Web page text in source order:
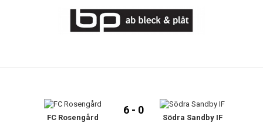
BILDGALLERIFC Rosengård
6 - 0
Södra Sandby IF